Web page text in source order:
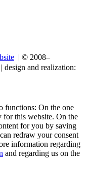
| © 2008–
| design and realization:
functions: On the one
for this website. On the
for you by saving
redraw your consent
information regarding
and regarding us on the